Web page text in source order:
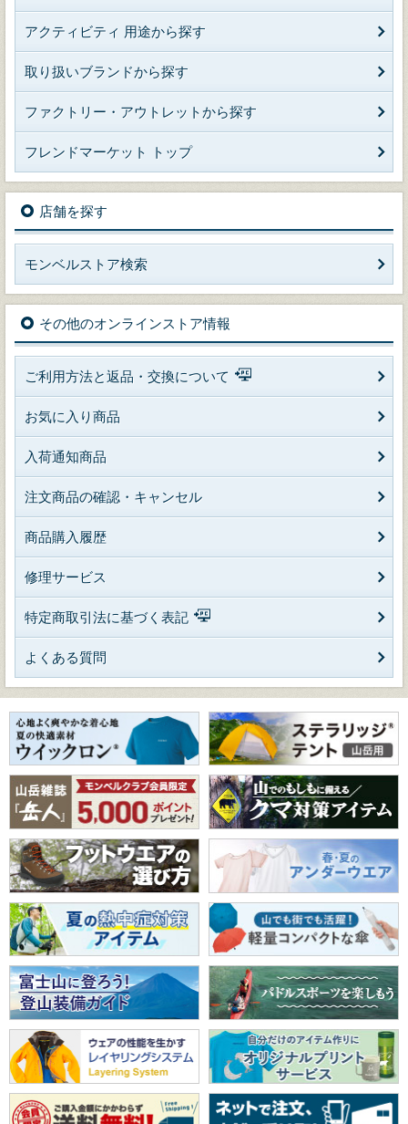
アクティビティ 用途から探す
取り扱いブランドから探す
ファクトリー・アウトレットから探す
フレンドマーケット トップ
店舗を探す
モンベルストア検索
その他のオンラインストア情報
ご利用方法と返品・交換について
お気に入り商品
入荷通知商品
注文商品の確認・キャンセル
商品購入履歴
修理サービス
特定商取引法に基づく表記
よくある質問